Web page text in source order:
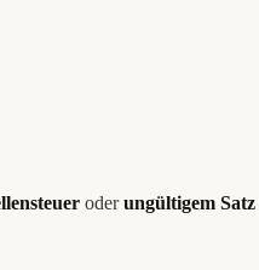
oderungültigem Satz